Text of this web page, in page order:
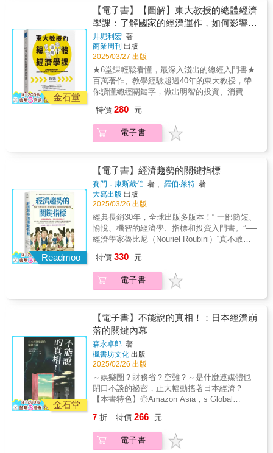
阱》作者，湯瑪斯•庫蘭（Tom Curran） 對現代
經濟學的失敗以及這些失敗如何傷害我們所有
人的精彩審視。 ── 經濟評論家，《禿鷹資本主
義》作者，葛蕾絲‧布萊克利（Grace
Blakeley） 莫蘭為那些塑造我們生活、不容置
疑的經濟力量提供了發人深省的貢獻。 ── 倫敦
政經學院經濟心理學副教授，邁克爾‧穆圖克里
什納（Michael
Muthukrishna） ==================== #
我們面對的問題 #房價上漲 #住房市場 #供
通貨膨脹 #財富 #億萬富翁 #供應鏈 #全
球化 #物價 #公平 #福利 #我們能做的
事 ====================
關注推薦 劉瑞華｜清華大學經濟學系教授 余朝
恩｜清華大學經濟學系副教授 林宗弘｜中央研
究院社會學研究所研究員 林韋地｜季風帶文化
創辦人 孫明德｜台灣經濟研究院景氣預測中心
主任 黃益中｜公民教師、居住正義協會理事長
瓦 基｜「閱讀前哨站」站長 蘇書平｜先行智
庫執行長 NeKo嗚喵｜youtuber說書人 ▎好評讚
譽 莫蘭對我們自身所處的位置深思熟慮，同時
提供敏銳的洞察，鼓勵我們以不同的方式看待
世界，並試著思考有沒有其他的可能性。 ── 記
者、《我的囚租人生》作者，吉蘭‧葉慈
（Kieran Yates） 誇張的讚！嚴肅而引人入
勝……對現代經濟的有力批判，以及我們如何
阱》作者，湯瑪斯•庫蘭（Tom Curran） 對現代
經濟學的失敗以及這些失敗如何傷害我們所有
人的精彩審視。 ── 經濟評論家，《禿鷹資本主
義》作者，葛蕾絲‧布萊克利（Grace
Blakeley） 莫蘭為那些塑造我們生活、不容置
疑的經濟力量提供了發人深省的貢獻。 ── 倫敦
政經學院經濟心理學副教授，邁克爾‧穆圖克里
Muthukrishna） ==================== #
需失衡 #貧窮 #所得 #分配不均 #貨幣 #
通貨膨脹 #財富 #億萬富翁 #供應鏈 #全
球化 #物價 #公平 #福利 #我們能做的
事 ====================
據分析與最前線經濟學理論，從市場設計到訂
價策略，再到數據驅動的行銷方法，全面提升
企業決策效率與競爭力！無論你是企業決策
者、行銷專家，或是對商業策略有濃厚興趣的
讀者，本書都將是你不可或缺的參考指南！
滿足複雜的市場需求時，就讓本書《拋開既定
印象，用最新經濟學手法解決問題！》為你帶
來全新的解決方案！★數據驅動決策勝過直覺
科學的數據分析能夠揭示市場潛在資訊，幫助
企業做出更精準的決策，避免僅憑經驗而走
偏。★正確的訂價策略決定利潤透過需求分析
與模型預測，找到平衡價格與銷售量的最佳
點，從而實現利潤的持續增長。★市場設計打
造雙贏局面妥善運用拍賣機制，創造公平透明
的交易環境，提升市場運作效率。★數據行銷
定針對性行銷策略，提高品牌曝光與客戶轉換
率。★ESG為企業帶來永續競爭優勢將環境、
社會與治理理念融入企業戰略，不僅符合全球
據分析與最前線經濟學理論，從市場設計到訂
價策略，再到數據驅動的行銷方法，全面提升
企業決策效率與競爭力！無論你是企業決策
者、行銷專家，或是對商業策略有濃厚興趣的
讀者，本書都將是你不可或缺的參考指南！
金石堂
【電子書】【圖解】東大教授的總體經濟
學課：了解國家的經濟運作，如何影響企
業發展、物價漲跌和你我的投資理財
井堀利宏 著
商業周刊 出版
2025/03/27 出版
★6堂課輕鬆看懂，最深入淺出的總經入門書★
百萬著作、教學經驗超過40年的東大教授，帶
你讀懂總經關鍵字，做出明智的投資、消費、
通膨，怎麼辦？‧為什麼大家關注央行升息∕降
息？‧你關心烏俄戰爭、美中衝突，卻不知道會
怎麼發展？總經相關新聞、總經指標資訊充斥
識很難嗎？《【圖解】東大教授的總體經濟學
課》是教你想通全球經濟局勢，學會使用總經
想像力的好工具。與太過簡單或過於困難的總
經書相比，本書拋開複雜的理論和公式，透過
教授和上班族學生的課堂對話，以貼近生活的
例子解說總經基礎概念，輔以圖解加深記憶、
提示重點，讓你讀懂財經新聞，活用總經思
維，不漏接未來的大小機會。你可以學到：
【課前暖身】經濟學是什麼？有什麼用？經濟
現實世界中致富。【第1堂課】通膨有好有壞，
怎麼看？人民有閒錢且願意消費，企業業績長
紅，維持2％通膨率最好。若物價瘋狂上漲，人
課】懂貨幣政策，有什麼好處？央行因應景氣
強弱，以購買公債和操作政策利率，調控市場
資金（即貨幣寬鬆和緊縮），能藉此預測全球
經濟走勢。【第3堂課】貨幣貶∕升值和匯率波
動，如何順勢而為？升、貶值對國家、企業、
消費者、投資者的影響不同。例如，貨幣升值
表示錢的價值變高，對出國玩有利，但對出口
企業不利。【第4堂課】國家經濟成長的三大關
「人力」能為勞工賦能，以及「技術創新」是
已開發國家經濟成長的重要引擎。【第5堂課】
自由貿易和保護主義，孰輕孰重？美中衝突已
特價 280 元
電子書
Readmoo
【電子書】經濟趨勢的關鍵指標
賽門．康斯戴伯 著 、羅伯‧萊特 著
大寫出版 出版
2025/03/26 出版
經典長銷30年，全球出版多版本！“ 一部簡短、
愉悅、機智的經濟學、指標和投資入門書。”──
經濟學家魯比尼（Nouriel Roubini）“真不敢相
秘密技巧，它恐怕也會讓所有代人理財的共同
基金沒生意做啦！”──美國著名投資家及創業者
阿圖克（James Altucher）大多數投資者都該
從這些數字找到基本證據！│簡明易讀，理解市
場+產業脈動的必備查核指南│兩位經濟史及經
濟研究專家精選一套最好用的經濟指標，它們
具備了──1. 及時2. 準確3. 獨特4. 與現實生活
中之經濟或投資圈的關聯程度想在景氣反轉或
上昇前領先投資，專業級投資人也必定參考的
重要經濟指標，世界上沒有一個絕對的指標能
說明「經濟好或壞」，但你曉得哪些更多元的
數字能完整觀察景氣嗎？就在這本言簡意賅卻
不艱澀的小書中，你會一覽全球經濟50個基
法人卻格外注意）的經濟投資指標！本書兩位
作者均是財經媒體常客，由於長期投身經濟研
特價 330 元
電子書
金石堂
【電子書】不能說的真相！：日本經濟崩
落的關鍵內幕
森永卓郎 著
楓書坊文化 出版
2025/02/26 出版
～娛樂圈？財務省？空難？～是什麼連媒體也
閉口不談的祕密，正大幅動搖著日本經濟？
【本書特色】◎Amazon Asia，s Global
一！◎真實案例、大膽筆觸，直擊最敏感話
題！◎日本泡沫經濟破裂的驚人實情？推翻你
的認知！「2023年12月，醫生宣告我罹患了第4
7 折 特價 266 元
電子書